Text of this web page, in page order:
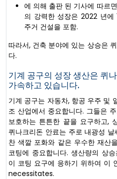
에 의해 출판 된 기사에 따르면
의 강력한 성장은 2022 년에
주거 건설을 포함.
따라서, 건축 분야에 있는 상승은
다.
기계 공구의 성장 생산은 퀴
가속하고 있습니다.
기계 공구는 자동차, 항공 우주 및
조 산업에서 중요합니다. 그들은
보호하는 튼튼한 끝을 요구하고,
퀴나크리돈 안료는 주로 내광성
찬 색깔 포화와 같은 우수한 재산
코팅에 중요합니다. 생산량의 상
이 코팅 요구에 응하기 위하여 이
necessitates.